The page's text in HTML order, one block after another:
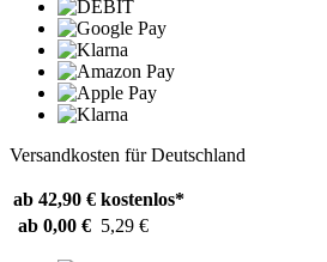
Versandkosten für Deutschland
ab 42,90 € kostenlos*
ab 0,00 € 5,29 €